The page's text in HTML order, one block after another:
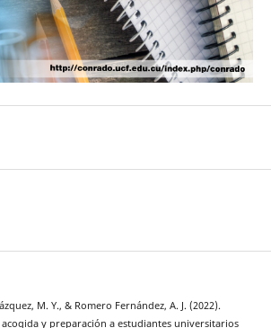
M. Y., & Romero Fernández, A. J. (2022).
y preparación a estudiantes universitarios